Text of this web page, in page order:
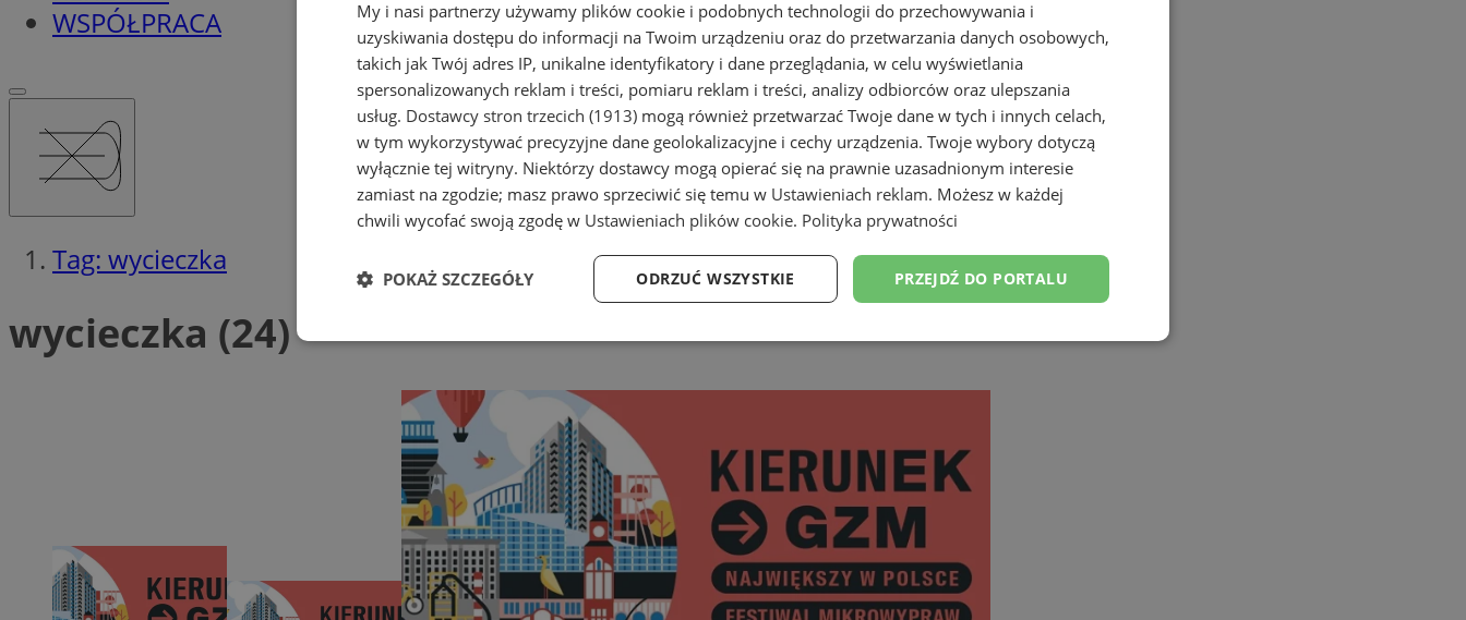
WSPÓŁPRACA
Tag: wycieczka
wycieczka (24)
My i nasi partnerzy używamy plików cookie i podobnych technologii do przechowywania i
uzyskiwania dostępu do informacji na Twoim urządzeniu oraz do przetwarzania danych osobowych,
takich jak Twój adres IP, unikalne identyfikatory i dane przeglądania, w celu wyświetlania
spersonalizowanych reklam i treści, pomiaru reklam i treści, analizy odbiorców oraz ulepszania
usług. Dostawcy stron trzecich (1913) mogą również przetwarzać Twoje dane w tych i innych celach,
w tym wykorzystywać precyzyjne dane geolokalizacyjne i cechy urządzenia. Twoje wybory dotyczą
wyłącznie tej witryny. Niektórzy dostawcy mogą opierać się na prawnie uzasadnionym interesie
zamiast na zgodzie; masz prawo sprzeciwić się temu w Ustawieniach reklam. Możesz w każdej
chwili wycofać swoją zgodę w Ustawieniach plików cookie. Polityka prywatności
PRZEJDŹ DO PORTALU
ODRZUĆ WSZYSTKIE
POKAŻ SZCZEGÓŁY
Niezbędne Wydajność Targetowanie Funkcjonalność Niesklasyfikowane
Niezbędne Wydajność Targetowanie
Niezbędne pliki cookie umożliwiają korzystanie z podstawowych funkcji strony internetowej, takich jak logowanie użytkownika i
zarządzanie kontem. Bez niezbędnych plików cookie nie można prawidłowo korzystać ze strony internetowej.
Nazwa
Provider
Domena
Okres
przechowywania
Opis